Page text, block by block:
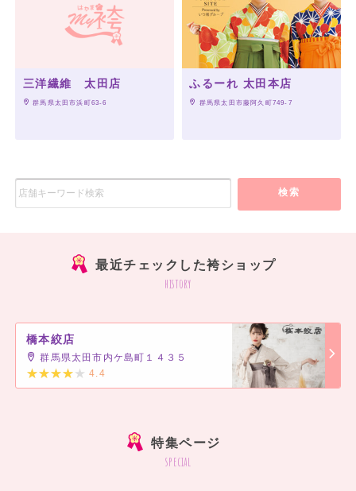
三洋繊維 太田店
群馬県太田市浜町63-6
ふるーれ 太田本店
群馬県太田市藤阿久町749-7
検索
最近チェックした袴ショップ
history
橋本絞店
群馬県太田市内ケ島町１４３５
4.4
特集ページ
special